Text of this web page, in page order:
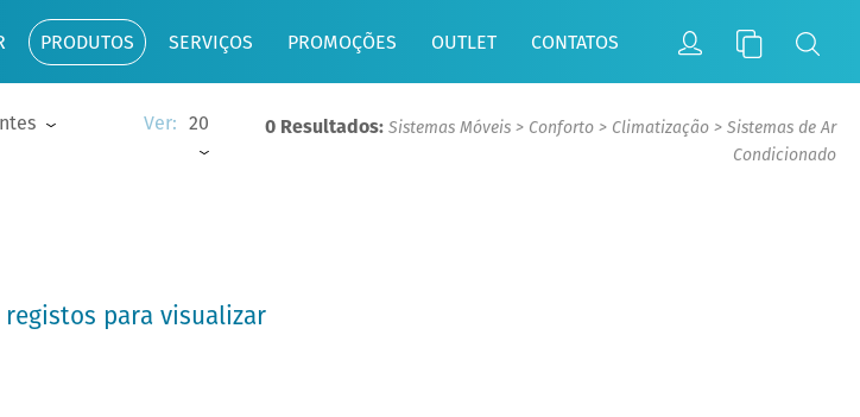
PRODUTOS SERVIÇOS PROMOÇÕES OUTLET CONTATOS
Ver: 20 0 Resultados: Sistemas Móveis > Conforto > Climatização > Sistemas de Ar
Condicionado
para visualizar